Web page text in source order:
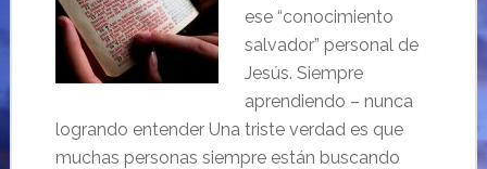
ese “conocimiento
salvador” personal de
Jesús. Siempre
aprendiendo – nunca
logrando entender Una triste verdad es que
muchas personas siempre están buscando